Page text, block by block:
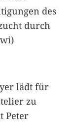
des
durch
lädt für
zu
Peter